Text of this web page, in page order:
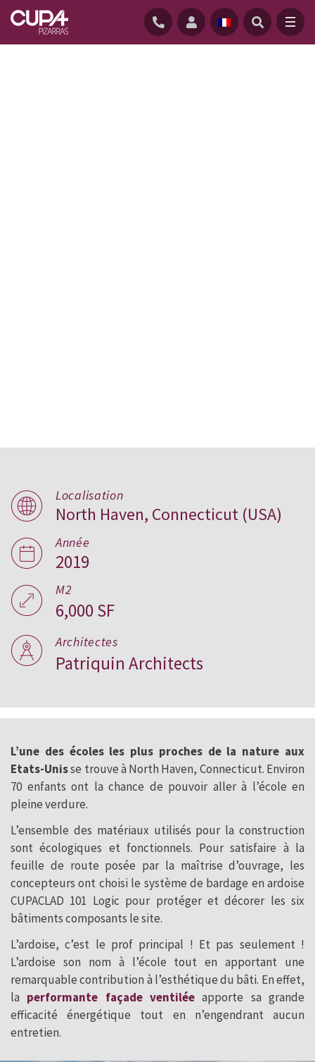
Slate School, États Unis
Localisation
North Haven, Connecticut (USA)
Année
2019
M2
6,000 SF
Architectes
Patriquin Architects
L’une des écoles les plus proches de la nature aux
Etats-Unisse trouve à North Haven, Connecticut. Environ
70 enfants ont la chance de pouvoir aller à l’école en
pleine verdure.
L’ensemble des matériaux utilisés pour la construction
sont écologiques et fonctionnels. Pour satisfaire à la
feuille de route posée par la maîtrise d’ouvrage, les
concepteurs ont choisi le système de bardage en ardoise
CUPACLAD 101 Logic pour protéger et décorer les six
bâtiments composants le site.
L’ardoise, c’est le prof principal ! Et pas seulement !
L’ardoise son nom à l’école tout en apportant une
remarquable contribution à l’esthétique du bâti. En effet,
la performante façade ventilée apporte sa grande
efficacité énergétique tout en n’engendrant aucun
entretien.